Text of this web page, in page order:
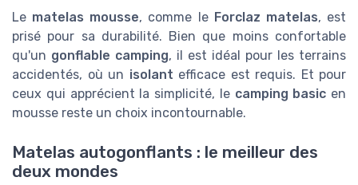
Le matelas mousse, comme le Forclaz matelas, est
prisé pour sa durabilité. Bien que moins confortable
qu'un gonflable camping, il est idéal pour les terrains
accidentés, où un isolant efficace est requis. Et pour
ceux qui apprécient la simplicité, le camping basic en
mousse reste un choix incontournable.
Matelas autogonflants : le meilleur des
deux mondes